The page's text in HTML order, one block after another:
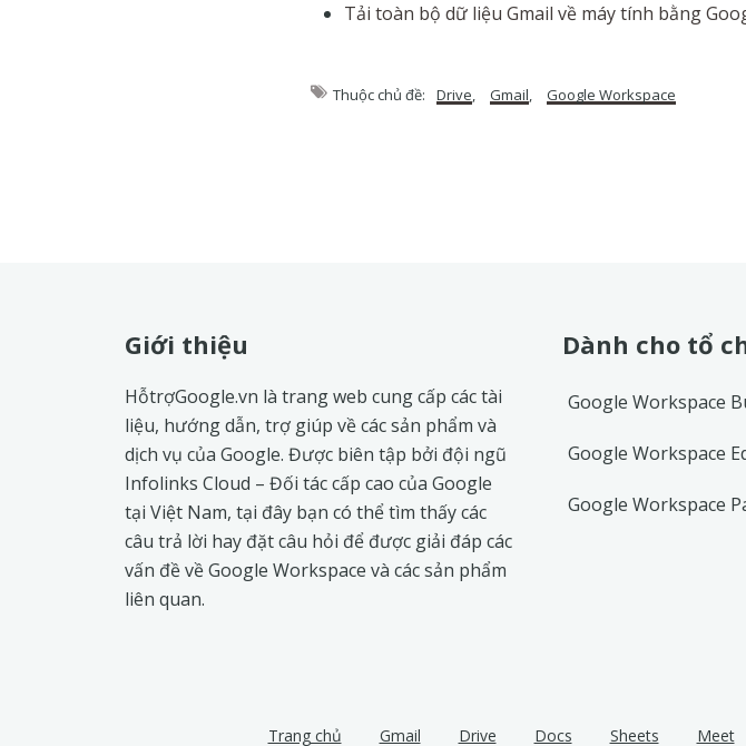
Tải toàn bộ dữ liệu Gmail về máy tính bằng
Thuộc chủ đề: Drive, Gmail, Google Workspace
Giới thiệu
HỗtrợGoogle.vn là trang web cung cấp các tài
liệu, hướng dẫn, trợ giúp về các sản phẩm và
dịch vụ của Google. Được biên tập bởi đội ngũ
Infolinks Cloud – Đối tác cấp cao của Google
tại Việt Nam, tại đây bạn có thể tìm thấy các
câu trả lời hay đặt câu hỏi để được giải đáp các
vấn đề vềGoogle Workspace và các sản phẩm
liên quan.
Dành cho tổ
Google Workspace
Google Workspace
Google Workspace
Trang chủ Gmail Drive Docs Sheets Meet